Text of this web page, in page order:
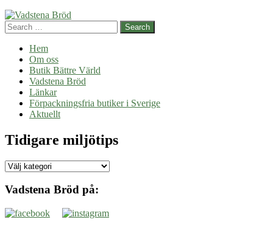
Search
Hem
Om oss
Butik Bättre Värld
Vadstena Bröd
Länkar
Förpackningsfria butiker i Sverige
Aktuellt
Tidigare miljötips
Tidigare
Vadstena Bröd på: